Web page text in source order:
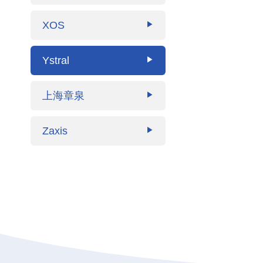
XOS ▶
Ystral ▶
上海章泉 ▶
Zaxis ▶